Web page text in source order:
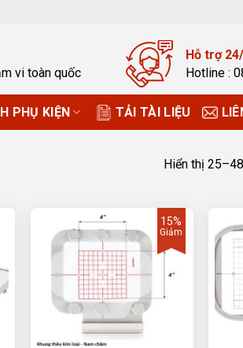
vi toàn quốc
Hỗ trợ
Hotline :
PHỤ KIỆN TẢI TÀI LIỆU
Hiển thị
15%
Giảm